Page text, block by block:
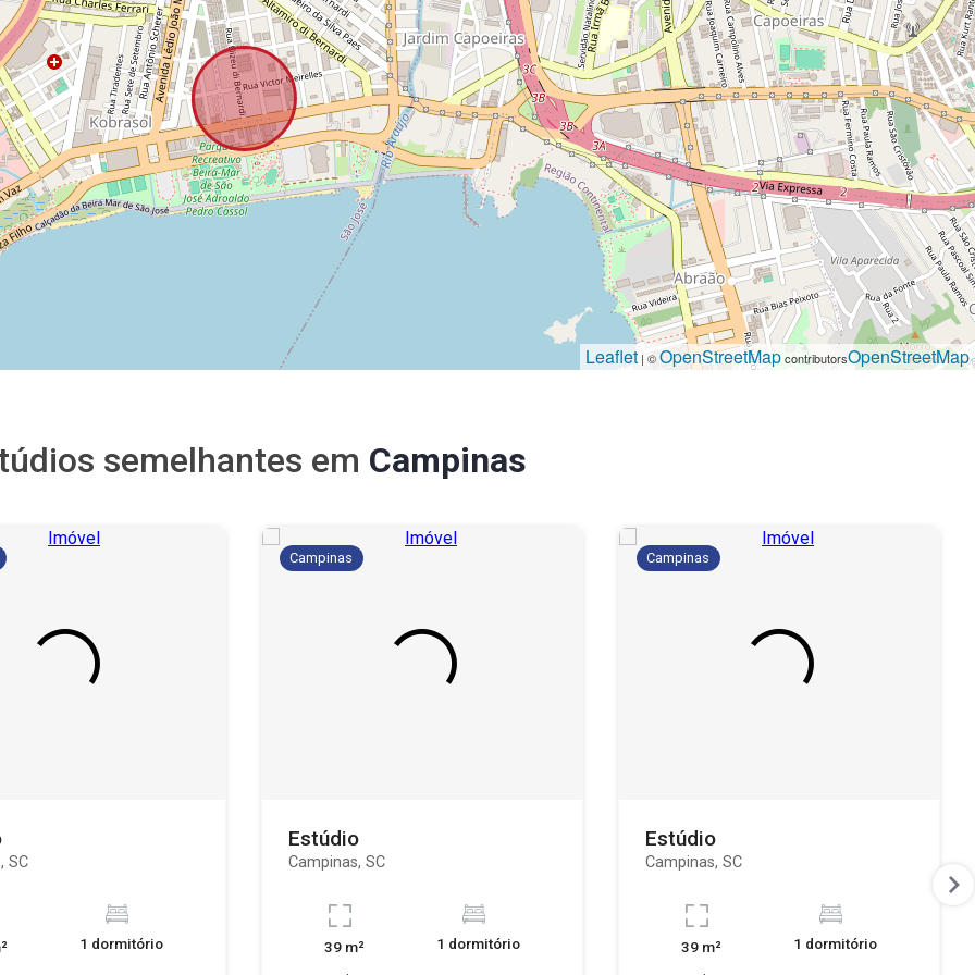
Leaflet | ©OpenStreetMapcontributorsOpenStreetMap
semelhantes em Campinas
SC
1 dormitório
Campinas
Estúdio
Campinas, SC
39 m² 1 dormitório
Campinas
Estúdio
Campinas, SC
39 m² 1 dormitório